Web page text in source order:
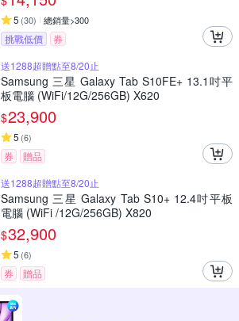
5 (30) 總銷量>300
挑戰低價
券
送1288超贈點至8/20止
Samsung 三星 Galaxy Tab S10FE+ 13.1吋平
板電腦 (WiFi/12G/256GB) X620
$23,900
5 (6)
券
贈品
送1288超贈點至8/20止
Samsung 三星 Galaxy Tab S10+ 12.4吋平板
電腦 (WiFi /12G/256GB) X820
$32,900
5 (6)
券 贈品